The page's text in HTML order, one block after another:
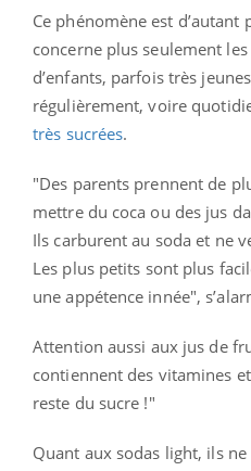
Ce phénomène est d’autant
concerne plus seulement
d’enfants, parfois très
régulièrement, voire
très sucrées.
"Des parents prennent de
mettre du coca ou des jus
Ils carburent au soda et ne
Les plus petits sont plus
une appétence innée",
Attention aussi aux jus de
contiennent des vitamines
reste du sucre !"
Quant aux sodas light, ils